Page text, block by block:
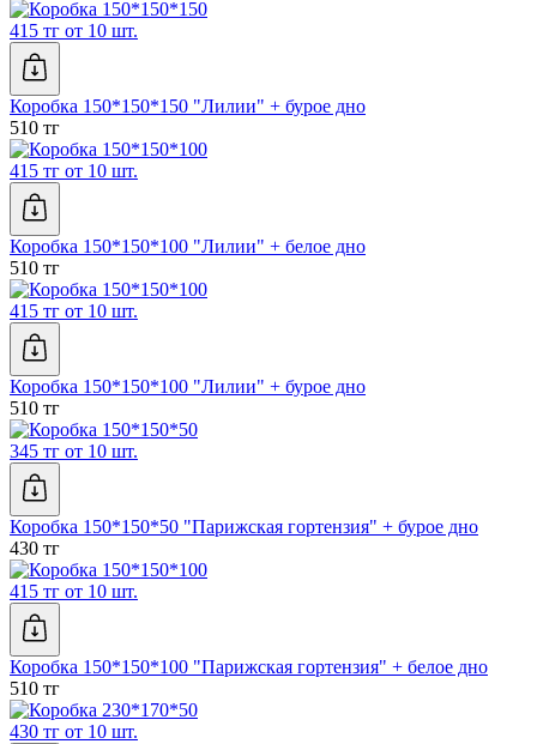
415 тг от 10 шт.
Коробка 150*150*150 "Лилии" + бурое дно
510 тг
415 тг от 10 шт.
Коробка 150*150*100 "Лилии" + белое дно
510 тг
415 тг от 10 шт.
Коробка 150*150*100 "Лилии" + бурое дно
510 тг
345 тг от 10 шт.
Коробка 150*150*50 "Парижская гортензия" + бурое дно
430 тг
415 тг от 10 шт.
Коробка 150*150*100 "Парижская гортензия" + белое дно
510 тг
430 тг от 10 шт.